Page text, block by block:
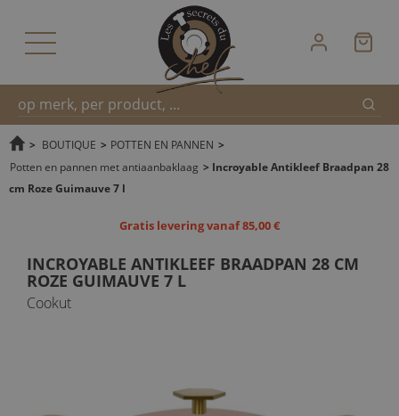
Snel
> BOUTIQUE > POTTEN EN PANNEN >
Potten en pannen met antiaanbaklaag > Incroyable Antikleef Braadpan 28
cm Roze Guimauve 7 l
Gratis levering vanaf 85,00 €
INCROYABLE ANTIKLEEF BRAADPAN 28 CM
ROZE GUIMAUVE 7 L
Cookut